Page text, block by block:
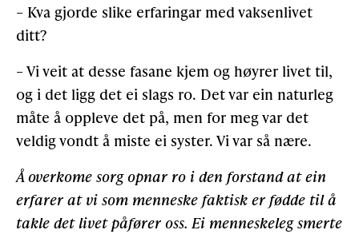
– Kva gjorde slike erfaringar med vaksenlivet
ditt?
– Vi veit at desse fasane kjem og høyrer livet til,
og i det ligg det ei slags ro. Det var ein naturleg
måte å oppleve det på, men for meg var det
veldig vondt å miste ei syster. Vi var så nære.
Å overkome sorg opnar ro i den forstand at ein
erfarer at vi som menneske faktisk er fødde til å
takle det livet påfører oss. Ei menneskeleg smerte